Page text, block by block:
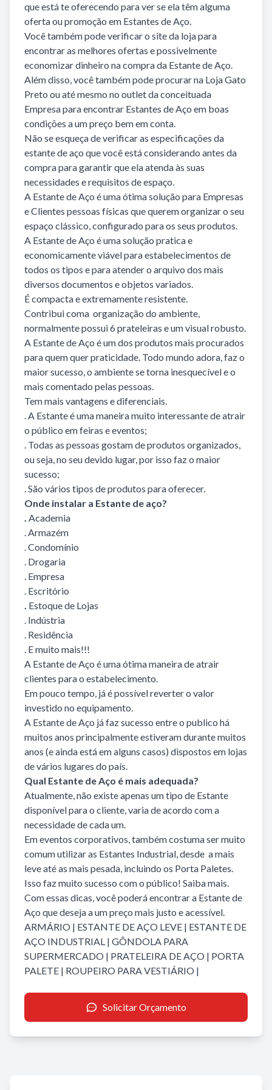
que está te oferecendo para ver se ela têm alguma
oferta ou promoção em Estantes de Aço.
Você também pode verificar o site da loja para
encontrar as melhores ofertas e possivelmente
economizar dinheiro na compra da Estante de Aço.
Além disso, você também pode procurar na Loja Gato
Preto ou até mesmo no outlet da conceituada
Empresa para encontrar Estantes de Aço em boas
condições a um preço bem em conta.
Não se esqueça de verificar as especificações da
estante de aço que você está considerando antes da
compra para garantir que ela atenda às suas
necessidades e requisitos de espaço.
A Estante de Aço é uma ótima solução para Empresas
e Clientes pessoas físicas que querem organizar o seu
espaço clássico, configurado para os seus produtos.
A Estante de Aço é uma solução pratica e
economicamente viável para estabelecimentos de
todos os tipos e para atender o arquivo dos mais
diversos documentos e objetos variados.
É compacta e extremamente resistente.
Contribui coma organização do ambiente,
normalmente possui 6 prateleiras e um visual robusto.
A Estante de Aço é um dos produtos mais procurados
para quem quer praticidade. Todo mundo adora, faz o
maior sucesso, o ambiente se torna inesquecível e o
mais comentado pelas pessoas.
Tem mais vantagens e diferenciais.
. A Estante é uma maneira muito interessante de atrair
o público em feiras e eventos;
. Todas as pessoas gostam de produtos organizados,
ou seja, no seu devido lugar, por isso faz o maior
sucesso;
. São vários tipos de produtos para oferecer.
Onde instalar a Estante de aço?
. Academia
. Armazém
. Condomínio
. Drogaria
. Empresa
. Escritório
. Estoque de Lojas
. Indústria
. Residência
. E muito mais!!!
A Estante de Aço é uma ótima maneira de atrair
clientes para o estabelecimento.
Em pouco tempo, já é possível reverter o valor
investido no equipamento.
A Estante de Aço já faz sucesso entre o publico há
muitos anos principalmente estiveram durante muitos
anos (e ainda está em alguns casos) dispostos em lojas
de vários lugares do país.
Qual Estante de Aço é mais adequada?
Atualmente, não existe apenas um tipo de Estante
disponível para o cliente, varia de acordo com a
necessidade de cada um.
Em eventos corporativos, também costuma ser muito
comum utilizar as Estantes Industrial, desde a mais
leve até as mais pesada, incluindo os Porta Paletes.
Isso faz muito sucesso com o público! Saiba mais.
Com essas dicas, você poderá encontrar a Estante de
Aço que deseja a um preço mais justo e acessível.
ARMÁRIO | ESTANTE DE AÇO LEVE | ESTANTE DE
AÇO INDUSTRIAL | GÔNDOLA PARA
SUPERMERCADO | PRATELEIRA DE AÇO | PORTA
PALETE | ROUPEIRO PARA VESTIÁRIO |
Solicitar Orçamento